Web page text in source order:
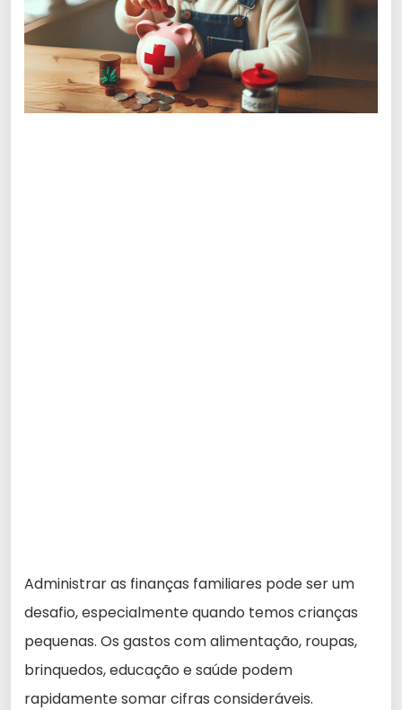
Administrar as finanças familiares pode ser um
desafio, especialmente quando temos crianças
pequenas. Os gastos com alimentação, roupas,
brinquedos, educação e saúde podem
rapidamente somar cifras consideráveis.